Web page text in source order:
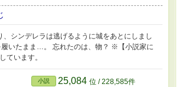
、シンデレラは逃げるように城をあとにしまし
履いたまま…。 忘れたのは、物？ ※【小説家に
ています。
小説 25,084 位 / 228,585件